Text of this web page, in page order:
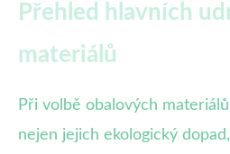
Přehled hlavních
materiálů
Při volbě obalových
nejen jejich ekologický